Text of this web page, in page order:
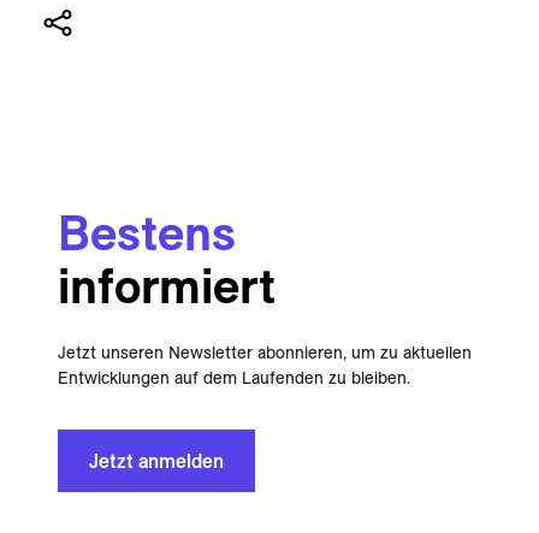
Bestens
informiert
Jetzt unseren Newsletter abonnieren, um zu aktuellen
Entwicklungen auf dem Laufenden zu bleiben.
Jetzt anmelden